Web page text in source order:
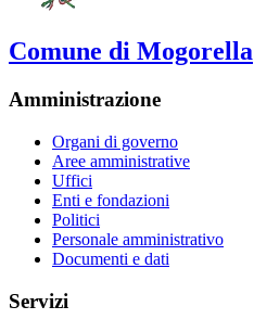
Comune di Mogorella
Amministrazione
Organi di governo
Aree amministrative
Uffici
Enti e fondazioni
Politici
Personale amministrativo
Documenti e dati
Servizi